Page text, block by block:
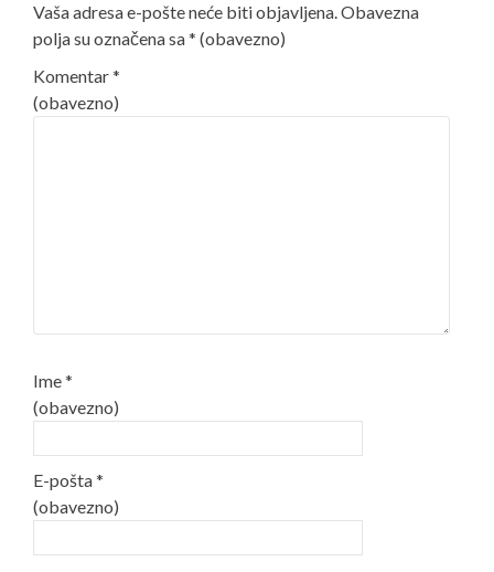
Vaša adresa e-pošte neće biti objavljena.Obavezna
polja su označena sa* (obavezno)
Komentar*
(obavezno)
Ime*
(obavezno)
E-pošta*
(obavezno)